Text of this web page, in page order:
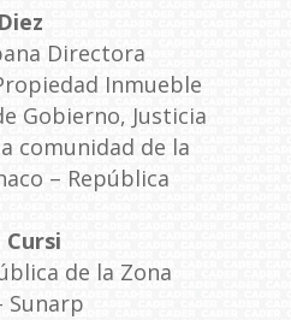
Directora
Inmueble
Gobierno, Justicia
comunidad de la
– República
de la Zona
Sunarp